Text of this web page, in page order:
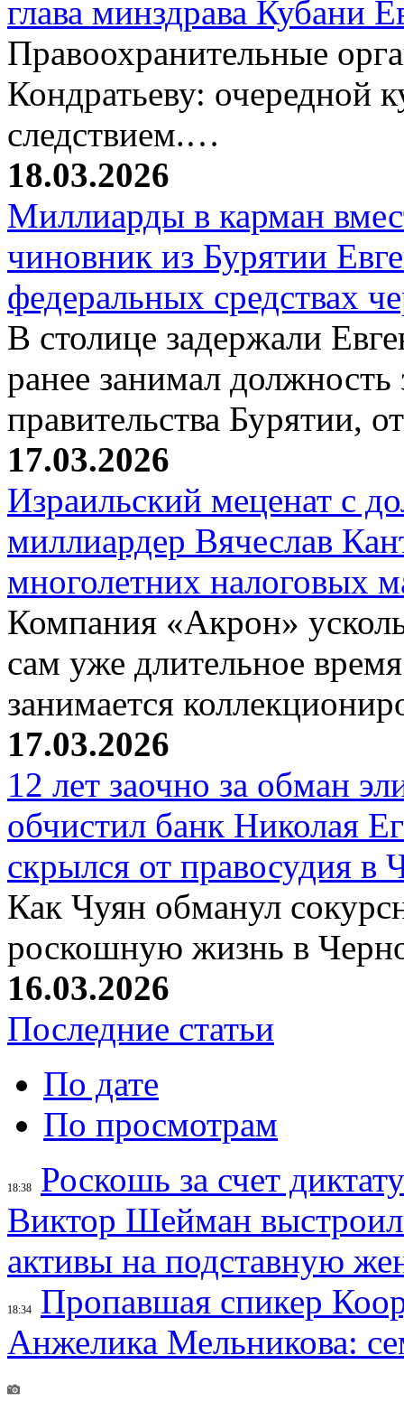
глава минздрава Кубани
Правоохранительные
Кондратьеву: очередной
следствием.…
18.03.2026
Миллиарды в карман
чиновник из Бурятии
федеральных средствах
В столице задержали
ранее занимал должность
правительства Бурятии,
17.03.2026
Израильский меценат с
миллиардер Вячеслав
многолетних налоговых
Компания «Акрон»
сам уже длительное
занимается
17.03.2026
12 лет заочно за обман
обчистил банк Николая
скрылся от правосудия в
Как Чуян обманул
роскошную жизнь в
16.03.2026
Последние статьи
По дате
По просмотрам
18:38
Роскошь за счет
Виктор Шейман выстроил
активы на подставную
18:34
Пропавшая спикер
Анжелика Мельникова: